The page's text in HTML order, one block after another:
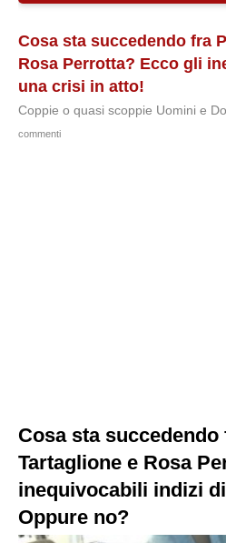
Cosa sta succedendo fra
Rosa Perrotta? Ecco gli
una crisi in atto!
Coppie o quasi scoppie Uomini e
commenti
Cosa sta
Tartaglione e Rosa
inequivocabili indizi
Oppure no?